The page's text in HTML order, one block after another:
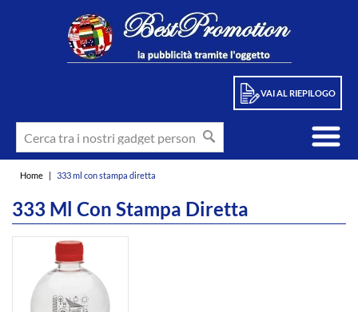
VAI AL RIEPILOGO
Home | 333 ml con stampa diretta
333 Ml Con Stampa Diretta